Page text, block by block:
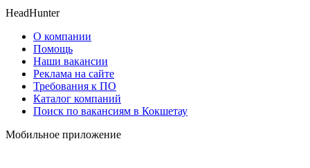
HeadHunter
О компании
Помощь
Наши вакансии
Реклама на сайте
Требования к ПО
Каталог компаний
Поиск по вакансиям в Кокшетау
Мобильное приложение